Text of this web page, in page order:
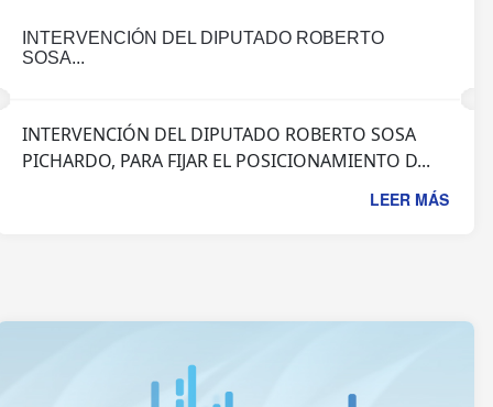
INTERVENCIÓN DEL DIPUTADO ROBERTO
SOSA...
INTERVENCIÓN DEL DIPUTADO ROBERTO SOSA
PICHARDO, PARA FIJAR EL POSICIONAMIENTO D...
LEER MÁS